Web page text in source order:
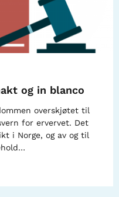
og in blanco
overskjøtet til
for ervervet. Det
i Norge, og av og til